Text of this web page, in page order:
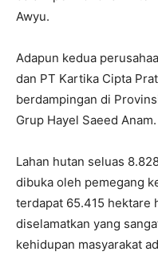
Awyu.
Adapun kedua
dan PT Kartika Cipta
berdampingan di
Grup Hayel Saeed Anam.
Lahan hutan seluas
dibuka oleh pemegang
terdapat 65.415 hektare
diselamatkan yang
kehidupan masyarakat